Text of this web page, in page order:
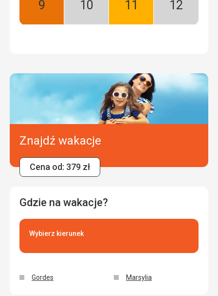
Wrzesień:
Październik:
Listopad:
Grudzień:
Znajdź wakacje
Cena od: 379 zł
Gdzie na wakacje?
Wybierz kierunek
Gordes Marsylia